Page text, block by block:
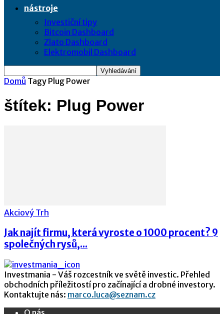
nástroje
Investiční tipy
Bitcoin Dashboard
Zlato Dashboard
Elektromobil Dashboard
Domů Tagy Plug Power
štítek: Plug Power
Akciový Trh
Jak najít firmu, která vyroste o 1000 procent? 9
společných rysů,...
Investmania - Váš rozcestník ve světě investic. Přehled
obchodních příležitostí pro začínající a drobné investory.
Kontaktujte nás: marco.luca@seznam.cz